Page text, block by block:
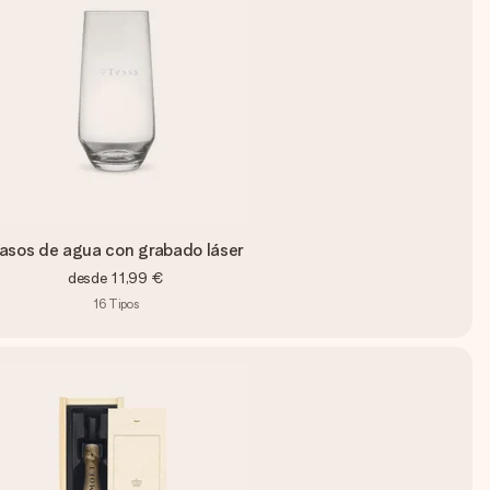
de agua con grabado láser
desde 11,99 €
16 Tipos